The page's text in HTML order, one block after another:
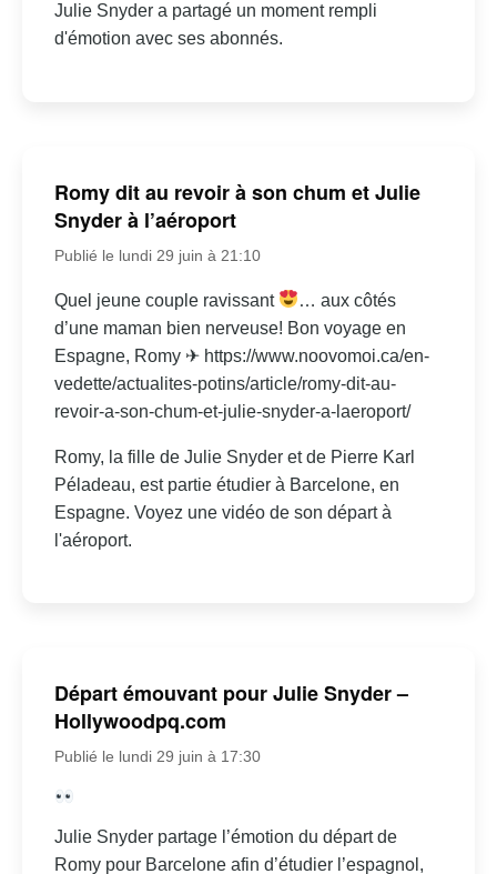
Julie Snyder a partagé un moment rempli
d'émotion avec ses abonnés.
Romy dit au revoir à son chum et Julie
Snyder à l’aéroport
Publié le lundi 29 juin à 21:10
Quel jeune couple ravissant
… aux côtés
d’une maman bien nerveuse! Bon voyage en
Espagne, Romy ✈ https://www.noovomoi.ca/en-
vedette/actualites-potins/article/romy-dit-au-
revoir-a-son-chum-et-julie-snyder-a-laeroport/
Romy, la fille de Julie Snyder et de Pierre Karl
Péladeau, est partie étudier à Barcelone, en
Espagne. Voyez une vidéo de son départ à
l'aéroport.
Départ émouvant pour Julie Snyder –
Hollywoodpq.com
Publié le lundi 29 juin à 17:30
Julie Snyder partage l’émotion du départ de
Romy pour Barcelone afin d’étudier l’espagnol,